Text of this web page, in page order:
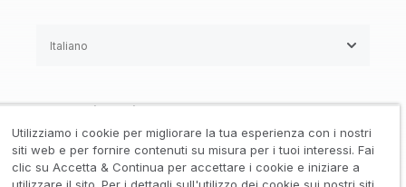
Accordi legali
Informativa su privacy e cookie /
Italiano
Utilizziamo i cookie per migliorare la tua esperienza con i nostri
siti web e per fornire contenuti su misura per i tuoi interessi. Fai
clic su Accetta & Continua per accettare i cookie e iniziare a
utilizzare il sito. Per i dettagli sull'utilizzo dei cookie sui nostri siti,